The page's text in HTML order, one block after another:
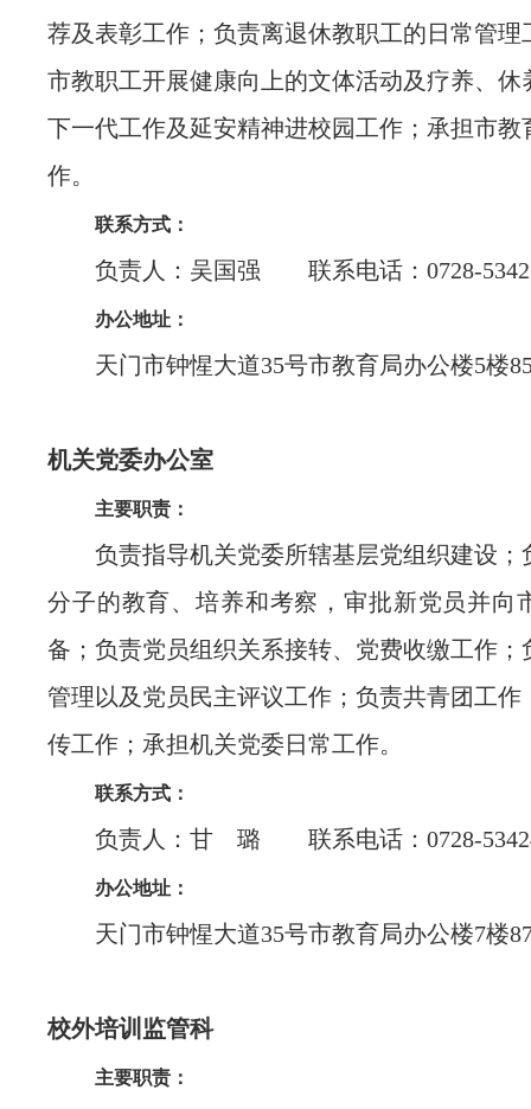
荐及表彰工作；负责离退休教职工的日常管理
市教职工开展健康向上的文体活动及疗养、休
下一代工作及延安精神进校园工作；承担市教
作。
联系方式：
负责人：吴国强 联系电话：0728-
办公地址：
天门市钟惺大道35号市教育局办公楼5楼
机关党委办公室
主要职责：
负责指导机关党委所辖基层党组织建设；
分子的教育、培养和考察，审批新党员并向
备；负责党员组织关系接转、党费收缴工作；
管理以及党员民主评议工作；负责共青团工作
传工作；承担机关党委日常工作。
联系方式：
负责人：甘 璐 联系电话：0728-
办公地址：
天门市钟惺大道35号市教育局办公楼7楼
校外培训监管科
主要职责：